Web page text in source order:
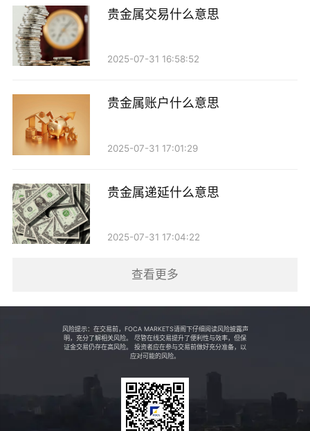
3. 缺乏风险管理：一些投资者对市场的分析不够深
入，缺乏有效的风险管理策略。没有设定止损位或者仓
四、如何避免贵金属爆仓？
1. 合理使用杠杆：投资者在使用杠杆时，应根据自
爆仓的风险，建议新手投资者从低杠杆开始。
2. 制定交易计划：在进入市场之前，投资者应制定
详细的交易计划，包括入场、出场和止损策略。明确的
计划可以帮助投资者在市场波动时保持冷静，避免情绪
3. 保持警惕与学习：金融市场瞬息万变，投资者需
要时刻关注市场动态，学习相关知识和技能，以提高自
己的判断能力和风险管理能力。
4. 使用止损单：止损单是保护投资者资金的重要工
贵金属交易什么意思
2025-07-31 16:58:52
贵金属账户什么意思
2025-07-31 17:01:29
贵金属递延什么意思
2025-07-31 17:04:22
查看更多
风险提示：在交易前，FOCA MARKETS请阁下仔细阅读风险披露声
明，充分了解相关风险。 尽管在线交易提升了便利性与效率，但保
证金交易仍存在高风险。 投资者应在参与交易前做好充分准备，以
应对可能的风险。